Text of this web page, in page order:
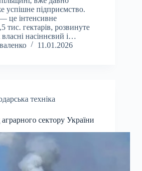
успішне підприємство.
— це інтенсивне
тис. гектарів, розвинуте
насіннєвий і…
11.01.2026
техніка
сектору України